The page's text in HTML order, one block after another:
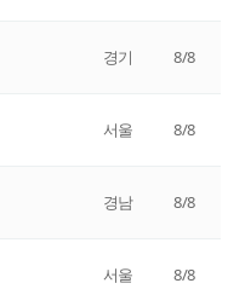
경기 8/8
서울 8/8
경남 8/8
서울 8/8